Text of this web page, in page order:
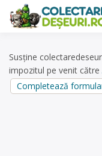
content
Susține
impozitul pe venit către
Completează